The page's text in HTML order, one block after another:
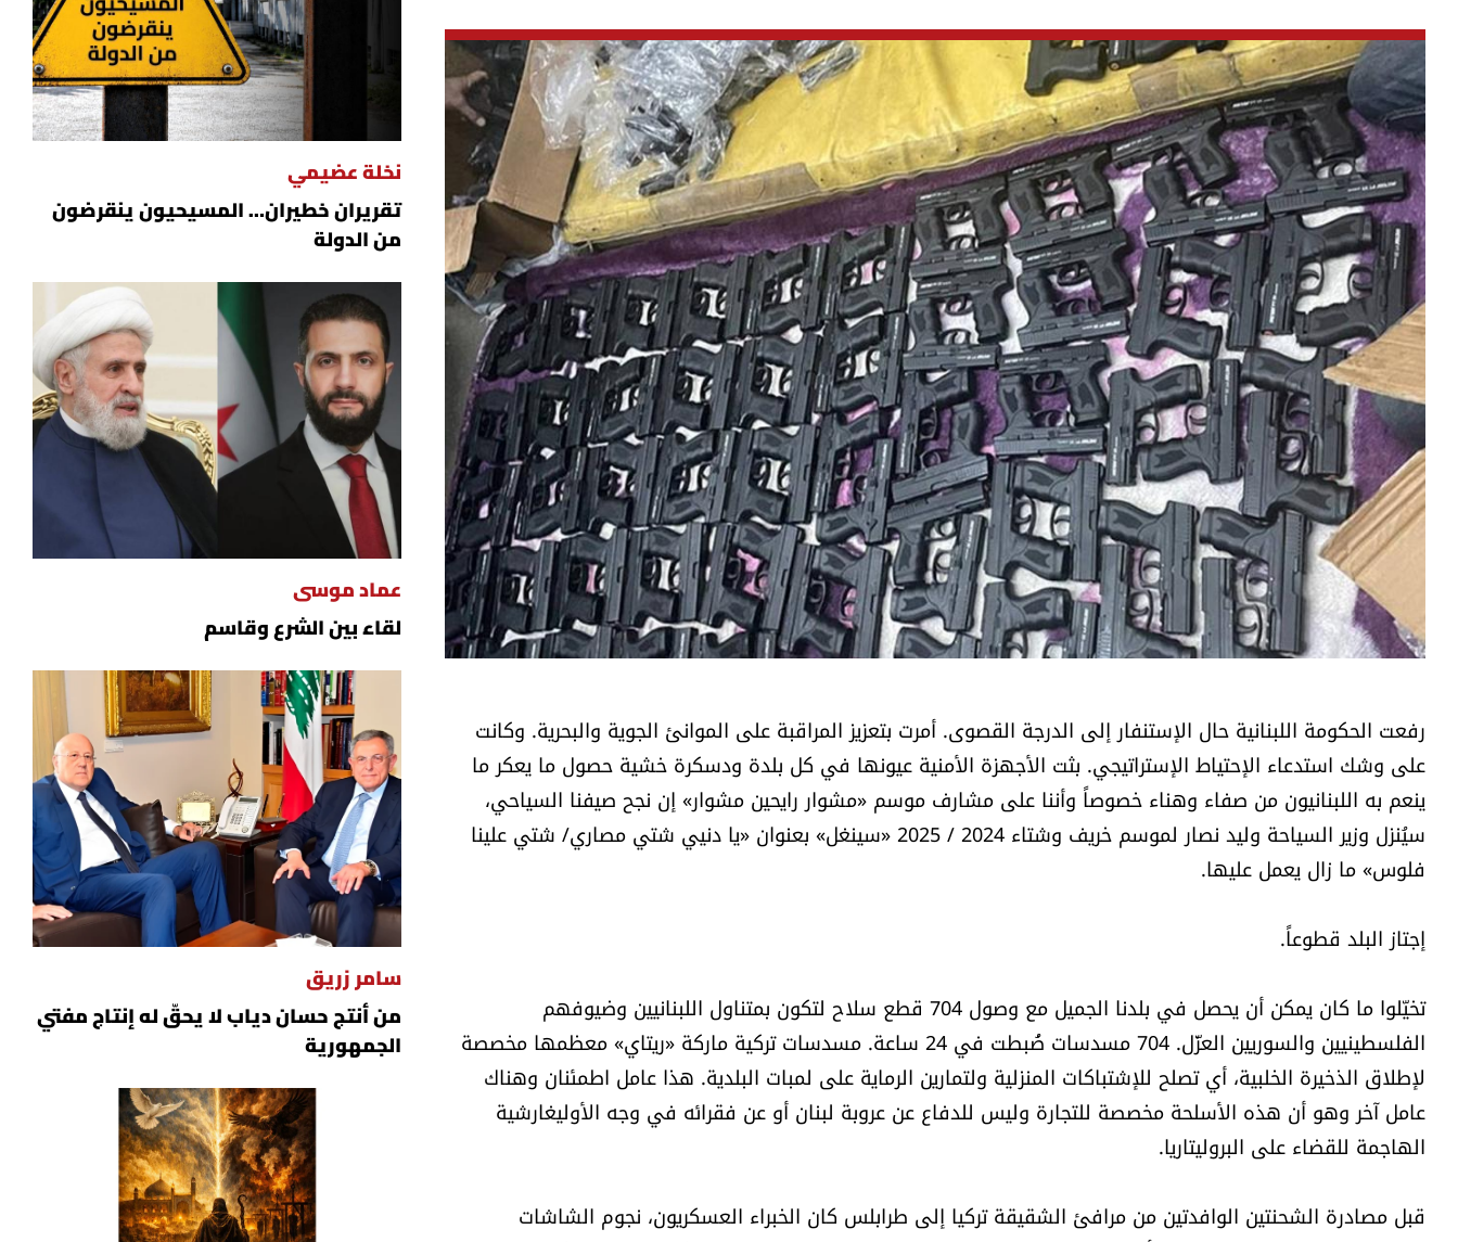
رفعت الحكومة اللبنانية حال الإستنفار إلى الدرجة القصوى. أمرت بتعزيز المراقبة على الموانئ الجوية والبحرية. وكانت
على وشك استدعاء الإحتياط الإستراتيجي. بثت الأجهزة الأمنية عيونها في كل بلدة ودسكرة خشية حصول ما يعكر ما
ينعم به اللبنانيون من صفاء وهناء خصوصاً وأننا على مشارف موسم «مشوار رايحين مشوار» إن نجح صيفنا السياحي،
سيُنزل وزير السياحة وليد نصار لموسم خريف وشتاء 2024 / 2025 «سينغل» بعنوان «يا دنيي شتي مصاري/ شتي علينا
فلوس» ما زال يعمل عليها.
إجتاز البلد قطوعاً.
تخيّلوا ما كان يمكن أن يحصل في بلدنا الجميل مع وصول 704 قطع سلاح لتكون بمتناول اللبنانيين وضيوفهم
الفلسطينيين والسوريين العزّل. 704 مسدسات ضُبطت في 24 ساعة. مسدسات تركية ماركة «ريتاي» معظمها مخصصة
لإطلاق الذخيرة الخلبية، أي تصلح للإشتباكات المنزلية ولتمارين الرماية على لمبات البلدية. هذا عامل اطمئنان وهناك
عامل آخر وهو أن هذه الأسلحة مخصصة للتجارة وليس للدفاع عن عروبة لبنان أو عن فقرائه في وجه الأوليغارشية
الهاجمة للقضاء على البروليتاريا.
قبل مصادرة الشحنتين الوافدتين من مرافئ الشقيقة تركيا إلى طرابلس كان الخبراء العسكريون، نجوم الشاشات
نخلة عضيمي
تقريران خطيران… المسيحيون ينقرضون
من الدولة
عماد موسى
لقاء بين الشرع وقاسم
سامر زريق
من أنتج حسان دياب لا يحقّ له إنتاج مفتي
الجمهورية